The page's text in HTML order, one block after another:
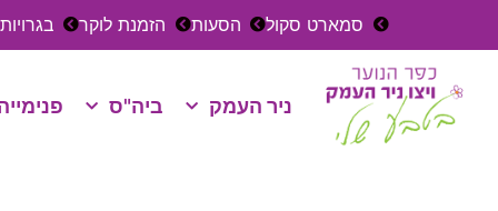
סמארט סקול הסעות הזמנת לוקר בגרויות
ניר העמק ביה"ס